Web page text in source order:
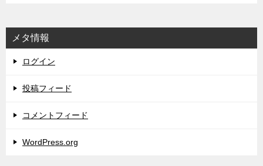
メタ情報
ログイン
投稿フィード
コメントフィード
WordPress.org